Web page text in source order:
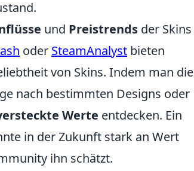
und Preistrends der Skins
oder SteamAnalyst bieten
von Skins. Indem man die
nach bestimmten Designs oder
Werte entdecken. Ein
in der Zukunft stark an Wert
ihn schätzt.